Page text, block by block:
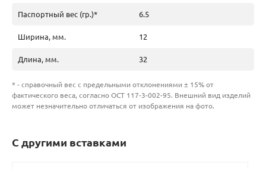
Паспортный вес (гр.)* 6.5
Ширина, мм. 12
Длина, мм. 32
* - справочный вес с предельными отклонениями ± 15% от
фактического веса, согласно ОСТ 117-3-002-95. Внешний вид изделий
может незначительно отличаться от изображения на фото.
С другими вставками